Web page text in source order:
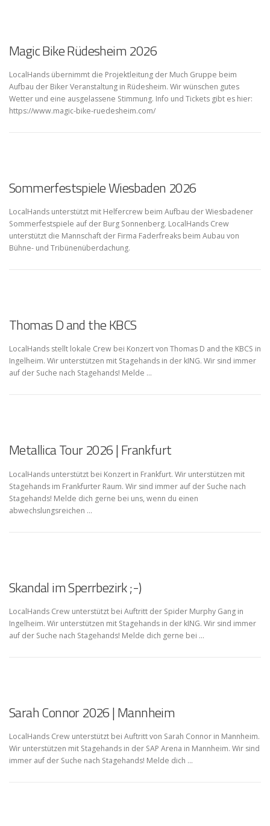
Magic Bike Rüdesheim 2026
LocalHands übernimmt die Projektleitung der Much Gruppe beim
Aufbau der Biker Veranstaltung in Rüdesheim. Wir wünschen gutes
Wetter und eine ausgelassene Stimmung. Info und Tickets gibt es hier:
https://www.magic-bike-ruedesheim.com/
Sommerfestspiele Wiesbaden 2026
LocalHands unterstützt mit Helfercrew beim Aufbau der Wiesbadener
Sommerfestspiele auf der Burg Sonnenberg. LocalHands Crew
unterstützt die Mannschaft der Firma Faderfreaks beim Aubau von
Bühne- und Tribünenüberdachung.
Thomas D and the KBCS
LocalHands stellt lokale Crew bei Konzert von Thomas D and the KBCS in
Ingelheim. Wir unterstützen mit Stagehands in der kING. Wir sind immer
auf der Suche nach Stagehands! Melde …
Metallica Tour 2026 | Frankfurt
LocalHands unterstützt bei Konzert in Frankfurt. Wir unterstützen mit
Stagehands im Frankfurter Raum. Wir sind immer auf der Suche nach
Stagehands! Melde dich gerne bei uns, wenn du einen
abwechslungsreichen …
Skandal im Sperrbezirk ;-)
LocalHands Crew unterstützt bei Auftritt der Spider Murphy Gang in
Ingelheim. Wir unterstützen mit Stagehands in der kING. Wir sind immer
auf der Suche nach Stagehands! Melde dich gerne bei …
Sarah Connor 2026 | Mannheim
LocalHands Crew unterstützt bei Auftritt von Sarah Connor in Mannheim.
Wir unterstützen mit Stagehands in der SAP Arena in Mannheim. Wir sind
immer auf der Suche nach Stagehands! Melde dich …